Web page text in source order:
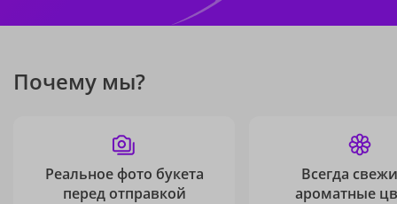
Почему мы?
Реальное фото букета
перед отправкой
Всегда
ароматные